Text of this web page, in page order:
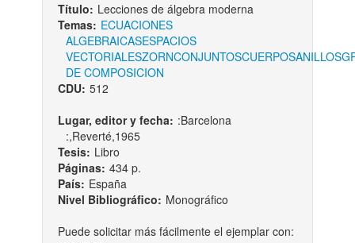
Título: Lecciones de álgebra moderna
Temas: ECUACIONES
ALGEBRAICASESPACIOS
VECTORIALESZORNCONJUNTOSCUERPOSANILLOS
DE COMPOSICION
CDU: 512
Lugar, editor y fecha: :Barcelona
:,Reverté,1965
Tesis: Libro
Páginas: 434 p.
País: España
Nivel Bibliográfico: Monográfico
Puede solicitar más fácilmente el ejemplar con: